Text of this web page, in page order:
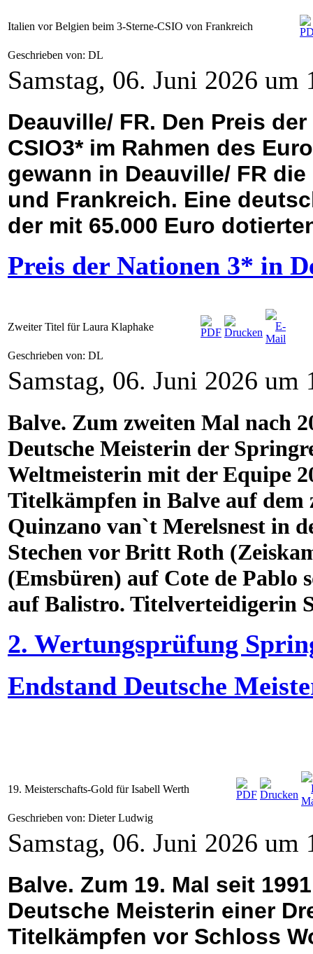
Italien vor Belgien beim 3-Sterne-CSIO von Frankreich
Geschrieben von: DL
Samstag, 06. Juni 2026 um
Deauville/ FR. Den Preis
CSIO3* im Rahmen des
gewann in Deauville/ FR
und Frankreich. Eine
der mit 65.000 Euro
Preis der Nationen 3* in
Zweiter Titel für Laura Klaphake
Geschrieben von: DL
Samstag, 06. Juni 2026 um
Balve. Zum zweiten Mal nach
Deutsche Meisterin der
Weltmeisterin mit der Equipe
Titelkämpfen in Balve auf dem
Quinzano van`t Merelsnest in
Stechen vor Britt Roth
(Emsbüren) auf Cote de Pablo
auf Balistro. Titelverteidigerin
2. Wertungsprüfung
Endstand Deutsche
19. Meisterschafts-Gold für Isabell Werth
Geschrieben von: Dieter Ludwig
Samstag, 06. Juni 2026 um
Balve. Zum 19. Mal seit
Deutsche Meisterin einer
Titelkämpfen vor Schloss